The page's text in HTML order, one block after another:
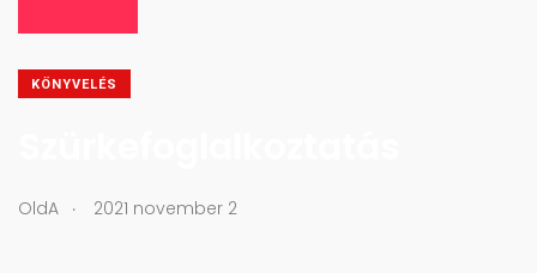
KÖNYVELÉS
OldA . 2021 november 2